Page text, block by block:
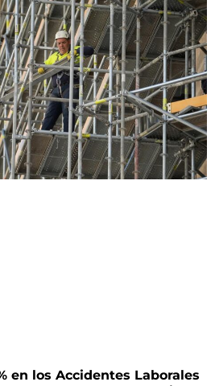
en los Accidentes Laborales